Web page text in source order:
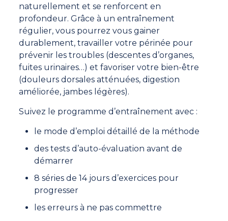
naturellement et se renforcent en
profondeur. Grâce à un entraînement
régulier, vous pourrez vous gainer
durablement, travailler votre périnée pour
prévenir les troubles (descentes d’organes,
fuites urinaires…) et favoriser votre bien-être
(douleurs dorsales atténuées, digestion
améliorée, jambes légères).
Suivez le programme d’entraînement avec :
le mode d’emploi détaillé de la méthode
des tests d’auto-évaluation avant de
démarrer
8 séries de 14 jours d’exercices pour
progresser
les erreurs à ne pas commettre